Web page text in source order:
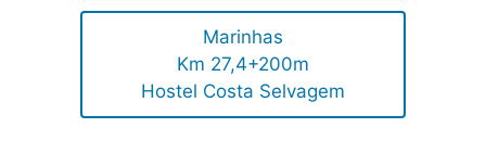
Marinhas
Km 27,4+200m
Hostel Costa Selvagem